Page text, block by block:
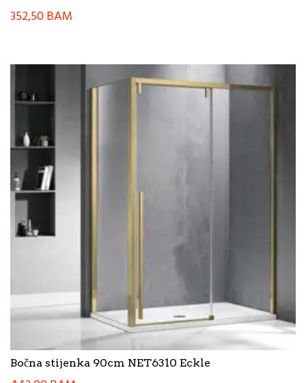
352,50BAM
Bočna stijenka 90cm NET6310 Eckle